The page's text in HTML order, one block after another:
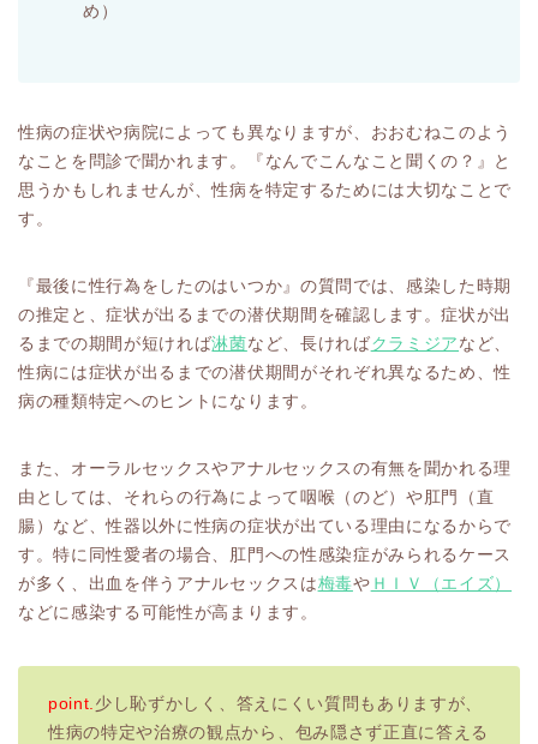
め）
性病の症状や病院によっても異なりますが、おおむねこのよう
なことを問診で聞かれます。『なんでこんなこと聞くの？』と
思うかもしれませんが、性病を特定するためには大切なことで
す。
『最後に性行為をしたのはいつか』の質問では、感染した時期
の推定と、症状が出るまでの潜伏期間を確認します。症状が出
るまでの期間が短ければ淋菌など 、長ければクラミジア など、
性病には症状が出るまでの潜伏期間がそれぞれ異なるため、性
病の種類特定へのヒントになります。
また、オーラルセックスやアナルセックスの有無を聞かれる理
由としては、それらの行為によって咽喉（のど）や肛門（直
腸）など、性器以外に性病の症状が出ている理由になるからで
す。特に同性愛者の場合、肛門への性感染症がみられるケース
が多く、出血を伴うアナルセックスは梅毒や ＨＩＶ（エイズ）
などに感染する可能性が高まります。
point. 少し恥ずかしく、答えにくい質問もありますが、
性病の特定や治療の観点から、包み隠さず正直に答える